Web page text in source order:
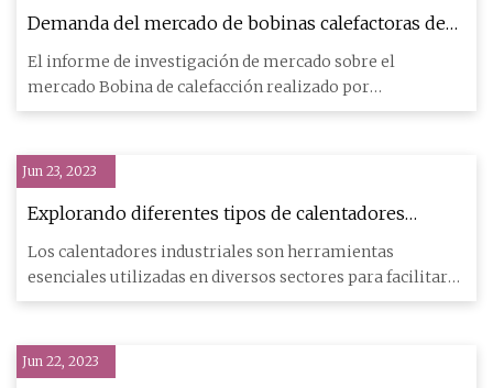
Demanda del mercado de bobinas calefactoras de
2023 a 2029 por regiones clave y principales
actores clave como Sandvik Materials Technology,
ZI Heating Element Technologies, Escorts Limited,
El informe de investigación de mercado sobre el
mercado Bobina de calefacción realizado por
MarketsandResearch.biz estim
Jun 23, 2023
Explorando diferentes tipos de calentadores
industriales y sus aplicaciones
Los calentadores industriales son herramientas
esenciales utilizadas en diversos sectores para facilitar
procesos que r
Jun 22, 2023